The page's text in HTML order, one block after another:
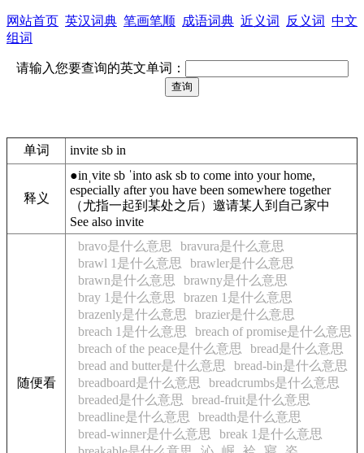
网站首页 英汉词典 笔画笔顺 成语词典 近义词 反义词 中文
组词
请输入您要查询的英文单词：
单词 invite sb in
释义
●inˌvite sb ˈinto ask sb to come into your home,
especially after you have been somewhere together
（尤指一起到某处之后）邀请某人到自己家中
See also invite
随便看
bravo是什么意思
bravura是什么意思
brawl 1是什么意思
brawler是什么意思
brawn是什么意思
brawny是什么意思
bray 1是什么意思
brazen 1是什么意思
brazenly是什么意思
brazier是什么意思
breach 1是什么意思
breach of promise是什么意思
breach of the peace是什么意思
bread是什么意思
bread and butter是什么意思
bread-bin是什么意思
breadboard是什么意思
breadcrumbs是什么意思
breaded是什么意思
bread-fruit是什么意思
breadline是什么意思
breadth是什么意思
bread-winner是什么意思
break 1是什么意思